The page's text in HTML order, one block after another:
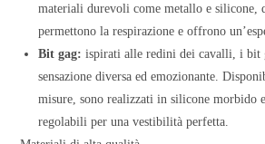
materiali durevoli come metallo e silicone,
permettono la respirazione e offrono
Bit gag: ispirati alle redini dei cavalli, i bit
sensazione diversa ed emozionante.
misure, sono realizzati in silicone morbido
regolabili per una vestibilità perfetta.